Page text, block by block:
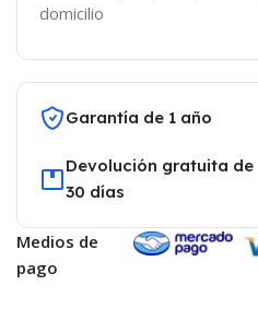
domicilio
Garantía de 1 año
Devolución gratuita de
30 días
Medios de
pago